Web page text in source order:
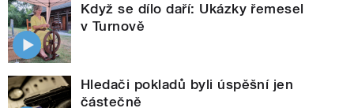
Když se dílo daří: Ukázky řemesel
v Turnově
Hledači pokladů byli úspěšní jen
částečně